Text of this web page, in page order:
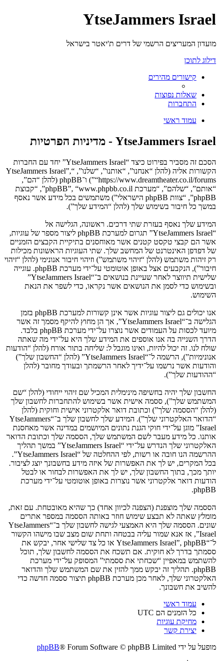
YtseJammers Israel
מועדון המעריצים הרשמי של דרים ת'יאטר בישראל
דילוג לתוכן
קישורים מהירים
שאלות נפוצות
התחברות
עמוד ראשי
YtseJammers Israel - מדיניות הפרטיות
הסכם זה מסביר בפירוט כיצד “YtseJammers Israel” יחד עם החברות
הקשורות אליה (להלן “אנחנו”, “אותנו”, “שלנו”, “YtseJammers Israel”,
“https://www.dreamtheater.co.il/forums”) ו־phpBB (להלן “הם”,
“אותם”, “שלהם”, “מערכת phpBB”, “www.phpbb.co.il”, “קבוצת
phpBB”, “צוות phpBB הישראלי”) משתמשים בכל מידע אשר נאסף
במשך כל חיבור בשימוש שלך (להלן “המידע שלך”).
המידע שלך נאסף בעזרת שתי דרכים. ראשונה, הגלישה אל
“YtseJammers Israel” תגרום למערכת phpBB ליצור מספר של עוגיות,
אשר הם קבצי טקסט קטנים אשר מאוחסנים בתיקיית הקבצים הזמניים
של דפדפן האינטרנט של המחשב שלך. שתי העוגיות הראשונות מכילות
רק זיהות משתמש (להלן “זיהוי משתמש”) וזיהוי חיבור אנונימי (להלן “זיהוי
חיבור”), הנקבעים אצל באופן אוטומטי על־ידי מערכת phpBB. עוגייה
שלישית תיווצר לאחר שעיינת בנושאים ב־“YtseJammers Israel”
ובשימוש כדי לסמן את הנושאים אשר נקראו, כדי לשפר את הנאת
השימוש.
אנו יכולים גם ליצור עוגיות אשר אינן קשורות למערכת phpBB בזמן
הגלישה ב־“YtseJammers Israel”, אך הן מחוץ להיקף מסמך זה אשר
מיועד לכסות על העמודים אשר נוצרו על־ידי מערכת phpBB בלבד.
הדרך השנייה בה אנו אוספים את המידע שלך היא על־ידי מה שאתה
שולח לנו. זה יכול להיות, ואינו מוגבל ל: שליחה בתור אורח (להלן “הודעות
אנונימיות”), הרשמה ל־“YtseJammers Israel” (להלן “החשבון שלך”)
והודעות אשר נרשמו על־ידיך לאחר הרשמתך ובעודך מחובר (להלן
“ההודעות שלך”).
החשבון שלך יהיה בחשיפה מינימלית המכיל שם זיהוי ייחודי (להלן “שם
המשתמש שלך”), ססמה אישית אשר בשימוש להתחברות לחשבון שלך
(להלן “הססמה שלך”) וכתובת דואר אלקטרוני אישית וחוקית (להלן
“הדואר האלקטרוני שלך”). המידע שלך לחשבון שלך ב־“YtseJammers
Israel” מוגן על־ידי חוקי הגנת נתונים המיושמים במדינה אשר מאחסנת
אותנו. כל מידע מעבר לשם המשתמש שלך, הססמה שלך וכתובת הדואר
האלקטרוני שלך הנדרש על־ידי “YtseJammers Israel” במשך תהליך
ההרשמה הנו חובה או רשות, לפי ההחלטה של “YtseJammers Israel”.
בכל המקרים, יש לך את האפשרות של איזה מידע בחשבונך יוצג לציבור.
יותך מכך, בתוך החשבון שלך, יש לך את האפשרות לבחור או לבטל
הודעות דואר אלקטרוני אשר נוצרות באופן אוטומטי על־ידי מערכת
phpBB.
הססמה שלך מוצפנת (הצפנה לכיוון אחד) כך שהיא מאובטחת. עם זאת,
מומלץ שאתה לא תבצע שימוש חוזר באותה הססמה במספר אתרים
שונים. הססמה שלך היא האמצעי לגישה לחשבון שלך ב־“YtseJammers
Israel”, אז אנא שמור עליה בבטחה ותחת שום מצב שבו מישהו הקשור
ל־“YtseJammers Israel”, phpBB או כל צד שלישי אחר, יבקש את
ססמתך בדרך לא חוקית. אם תשכח את הססמה לחשבון שלך, תוכל
להשתמש במאפיין “שכחתי את ססמתי” המסופק על־ידי מערכת
phpBB. תהליך זה יבקש ממך להזין את שם המשתמש שלך והדואר
האלקטרוני שלך, לאחר מכן מערכת phpBB תיצור ססמה חדשה כדי
להשיב את חשבונך.
עמוד ראשי
כל הזמנים הם UTC
מחיקת עוגיות
יצירת קשר
מופעל על ידי
phpBB® Forum Software © phpBB Limited